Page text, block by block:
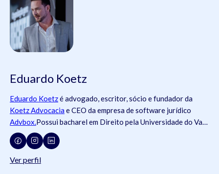
Eduardo Koetz
Eduardo Koetzé advogado, escritor, sócio e fundador da
Koetz Advocacia e CEO da empresa de software jurídico
Advbox.Possui bacharel em Direito pela Universidade do Vale
do Rio dos Sinos (
dos Advogados do Brasil
73.409, OAB/PR 72.951, OAB/SP 435.266, OAB/MG
Ver perfil